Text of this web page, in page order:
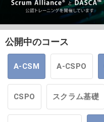
公開中のコース
A-CSM A-CSPO
CSPO スクラム基礎